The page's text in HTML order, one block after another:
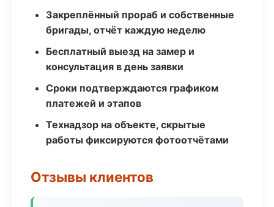
Закреплённый прораб и собственные
бригады, отчёт каждую неделю
Бесплатный выезд на замер и
консультация в день заявки
Сроки подтверждаются графиком
платежей и этапов
Технадзор на объекте, скрытые
работы фиксируются фотоотчётами
Отзывы клиентов